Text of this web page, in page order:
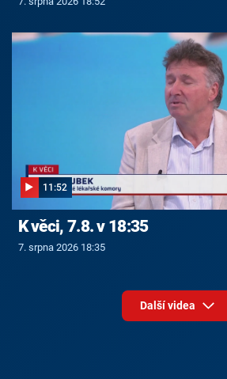
11:52
K věci, 7.8. v 18:35
7. srpna 2026 18:35
Další videa